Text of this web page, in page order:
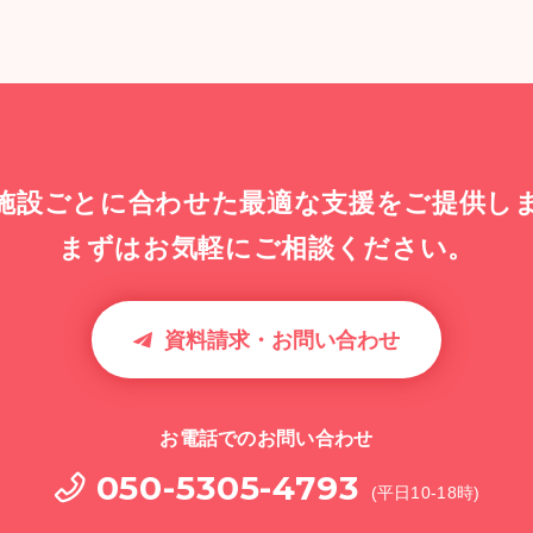
設ごとに合わせた最適な支援をご提供し
まずはお気軽にご相談ください。
資料請求・お問い合わせ
お電話でのお問い合わせ
050-5305-4793 (平日10-18時)